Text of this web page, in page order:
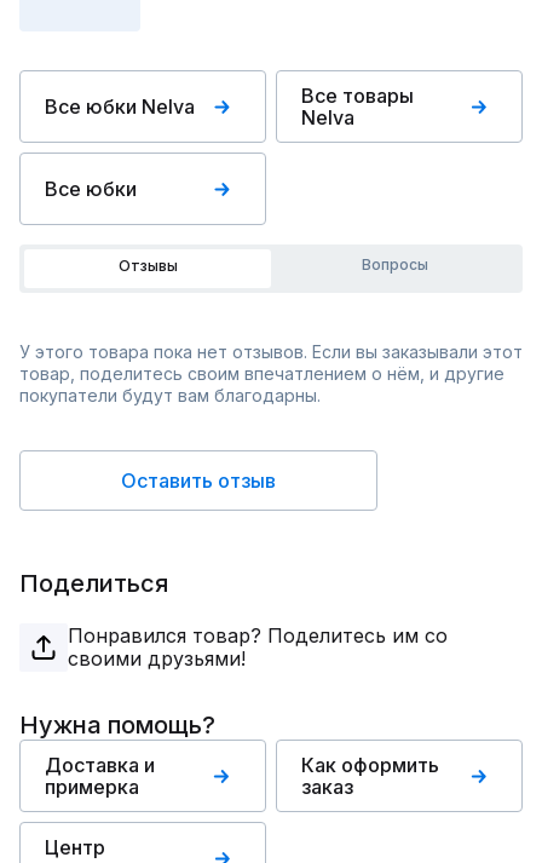
Все юбки Nelva
Все товары
Nelva
Все юбки
Отзывы Вопросы
У этого товара пока нет отзывов. Если вы заказывали этот
товар, поделитесь своим впечатлением о нём, и другие
покупатели будут вам благодарны.
Оставить отзыв
Поделиться
Понравился товар? Поделитесь им со
своими друзьями!
Нужна помощь?
Доставка и
примерка
Как оформить
заказ
Центр